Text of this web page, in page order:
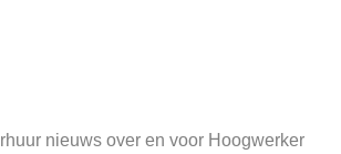
nieuws over en voor Hoogwerker